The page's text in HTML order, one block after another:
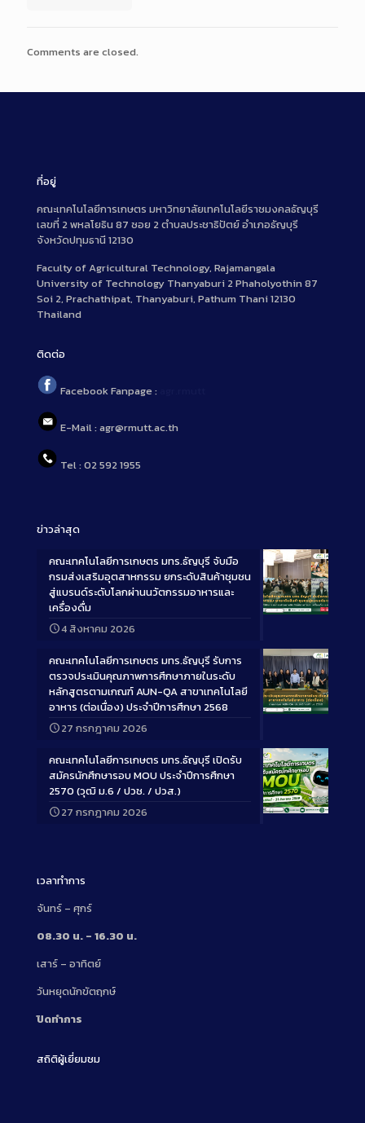
Comments are closed.
ที่อยู่
คณะเทคโนโลยีการเกษตร มหาวิทยาลัยเทคโนโลยีราชมงคลธัญบุรี
เลขที่ 2 พหลโยธิน 87 ซอย 2 ตำบลประชาธิปัตย์ อำเภอธัญบุรี
จังหวัดปทุมธานี 12130
Faculty of Agricultural Technology, Rajamangala
University of Technology Thanyaburi 2 Phaholyothin 87
Soi 2, Prachathipat, Thanyaburi, Pathum Thani 12130
Thailand
ติดต่อ
Facebook Fanpage :
E-Mail : agr@rmutt.ac.th
Tel : 02 592 1955
ข่าวล่าสุด
Long
คณะเทคโนโลยีการเกษตร มทร.ธัญบุรี จับมือ
กรมส่งเสริมอุตสาหกรรม ยกระดับสินค้าชุมชน
สู่แบรนด์ระดับโลกผ่านนวัตกรรมอาหารและ
เครื่องดื่ม
4 สิงหาคม 2026
Long
คณะเทคโนโลยีการเกษตร มทร.ธัญบุรี รับการ
ตรวจประเมินคุณภาพการศึกษาภายในระดับ
หลักสูตรตามเกณฑ์ AUN-QA สาขาเทคโนโลยี
อาหาร (ต่อเนื่อง) ประจำปีการศึกษา 2568
27 กรกฎาคม 2026
Long
คณะเทคโนโลยีการเกษตร มทร.ธัญบุรี เปิดรับ
สมัครนักศึกษารอบ MOU ประจำปีการศึกษา
2570 (วุฒิ ม.6 / ปวช. / ปวส.)
27 กรกฎาคม 2026
เวลาทำการ
จันทร์ – ศุกร์
08.30 น. – 16.30 น.
เสาร์ – อาทิตย์
วันหยุดนักขัตฤกษ์
ปิดทำการ
สถิติผู้เยี่ยมชม